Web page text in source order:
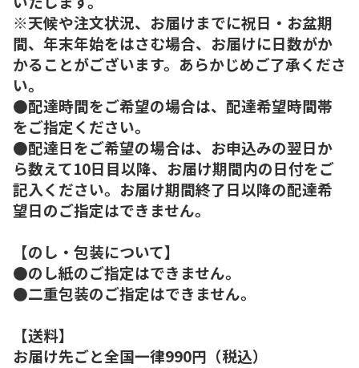
※天候や注文状況、お届けまでに祝日・お盆期
間、年末年始をはさむ場合、お届けに日数がか
かることがございます。あらかじめご了承くださ
い。
●配達時間をご希望の場合は、配達希望時間帯
をご指定ください。
●配達日をご希望の場合は、お申込みの翌日か
ら数えて10日目以降、お届け期間内の日付をご
記入ください。お届け期間終了日以降の配達希
望日のご指定はできません。
【のし・包装について】
●のし紙のご指定はできません。
●二重包装のご指定はできません。
【送料】
お届け先ごと全国一律990円（税込）